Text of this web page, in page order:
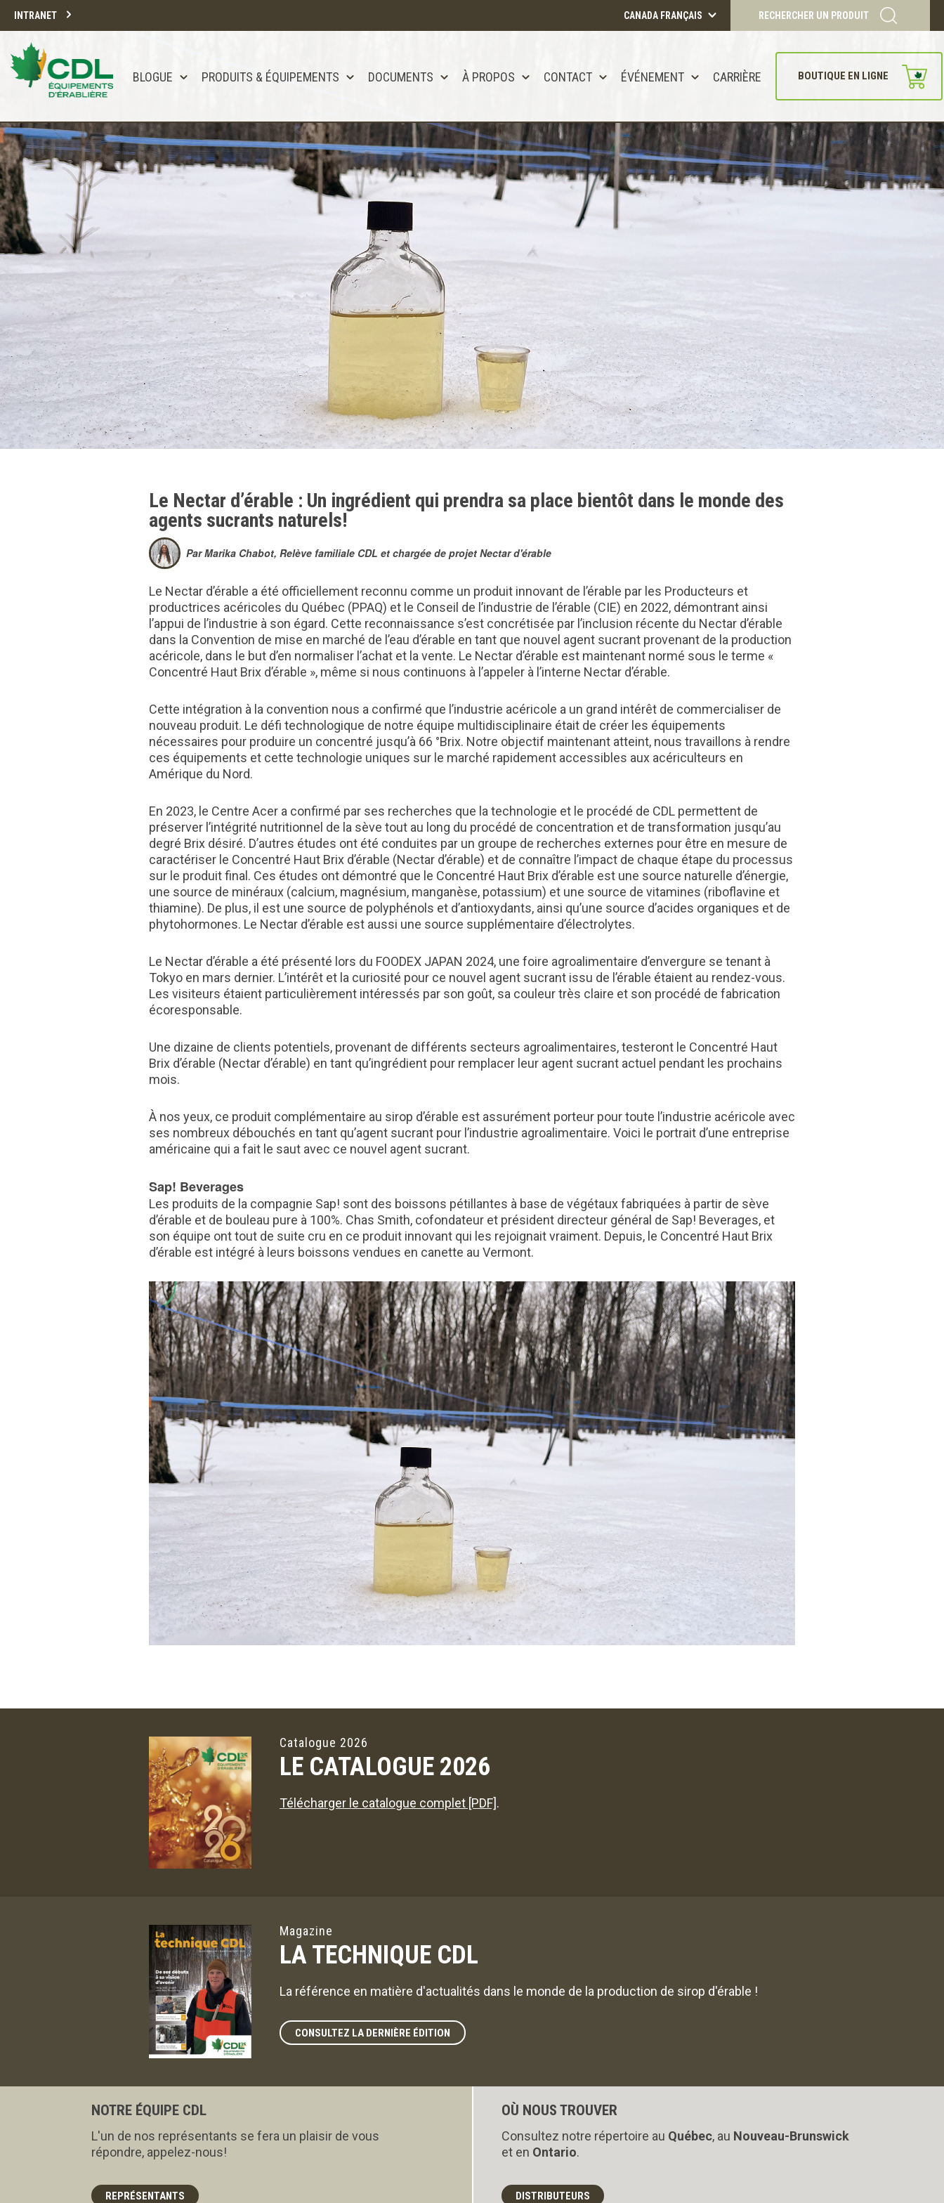
INTRANET CANADA FRANÇAIS RECHERCHER UN PRODUIT
BLOGUE PRODUITS & ÉQUIPEMENTS DOCUMENTS À PROPOS CONTACT ÉVÉNEMENT CARRIÈRE BOUTIQUE EN LIGNE
Notre site d'achats en ligne sera bientôt disponible!!
Merci de votre compréhension.
CONTINUER
Le Nectar d’érable : Un ingrédient qui prendra sa place bientôt dans le monde des
agents sucrants naturels!
Par Marika Chabot, Relève familiale CDL et chargée de projet Nectar d'érable
Le Nectar d’érable a été officiellement reconnu comme un produit innovant de l’érable par les Producteurs et
productrices acéricoles du Québec (PPAQ) et le Conseil de l’industrie de l’érable (CIE) en 2022, démontrant ainsi
l’appui de l’industrie à son égard. Cette reconnaissance s’est concrétisée par l’inclusion récente du Nectar d’érable
dans la Convention de mise en marché de l’eau d’érable en tant que nouvel agent sucrant provenant de la production
acéricole, dans le but d’en normaliser l’achat et la vente. Le Nectar d’érable est maintenant normé sous le terme «
Concentré Haut Brix d’érable », même si nous continuons à l’appeler à l’interne Nectar d’érable.
Cette intégration à la convention nous a confirmé que l’industrie acéricole a un grand intérêt de commercialiser de
nouveau produit. Le défi technologique de notre équipe multidisciplinaire était de créer les équipements
nécessaires pour produire un concentré jusqu’à 66 °Brix. Notre objectif maintenant atteint, nous travaillons à rendre
ces équipements et cette technologie uniques sur le marché rapidement accessibles aux acériculteurs en
Amérique du Nord.
En 2023, le Centre Acer a confirmé par ses recherches que la technologie et le procédé de CDL permettent de
préserver l’intégrité nutritionnel de la sève tout au long du procédé de concentration et de transformation jusqu’au
degré Brix désiré. D’autres études ont été conduites par un groupe de recherches externes pour être en mesure de
caractériser le Concentré Haut Brix d’érable (Nectar d’érable) et de connaître l’impact de chaque étape du processus
sur le produit final. Ces études ont démontré que le Concentré Haut Brix d’érable est une source naturelle d’énergie,
une source de minéraux (calcium, magnésium, manganèse, potassium) et une source de vitamines (riboflavine et
thiamine). De plus, il est une source de polyphénols et d’antioxydants, ainsi qu’une source d’acides organiques et de
phytohormones. Le Nectar d’érable est aussi une source supplémentaire d’électrolytes.
Le Nectar d’érable a été présenté lors du FOODEX JAPAN 2024, une foire agroalimentaire d’envergure se tenant à
Tokyo en mars dernier. L’intérêt et la curiosité pour ce nouvel agent sucrant issu de l’érable étaient au rendez-vous.
Les visiteurs étaient particulièrement intéressés par son goût, sa couleur très claire et son procédé de fabrication
écoresponsable.
Une dizaine de clients potentiels, provenant de différents secteurs agroalimentaires, testeront le Concentré Haut
Brix d’érable (Nectar d’érable) en tant qu’ingrédient pour remplacer leur agent sucrant actuel pendant les prochains
mois.
À nos yeux, ce produit complémentaire au sirop d’érable est assurément porteur pour toute l’industrie acéricole avec
ses nombreux débouchés en tant qu’agent sucrant pour l’industrie agroalimentaire. Voici le portrait d’une entreprise
américaine qui a fait le saut avec ce nouvel agent sucrant.
Sap! Beverages
Les produits de la compagnie Sap! sont des boissons pétillantes à base de végétaux fabriquées à partir de sève
d’érable et de bouleau pure à 100%. Chas Smith, cofondateur et président directeur général de Sap! Beverages, et
son équipe ont tout de suite cru en ce produit innovant qui les rejoignait vraiment. Depuis, le Concentré Haut Brix
d’érable est intégré à leurs boissons vendues en canette au Vermont.
Catalogue 2026
LE CATALOGUE 2026
Télécharger le catalogue complet [PDF].
Magazine
LA TECHNIQUE CDL
La référence en matière d'actualités dans le monde de la production de sirop d'érable !
CONSULTEZ LA DERNIÈRE ÉDITION
NOTRE ÉQUIPE CDL
L'un de nos représentants se fera un plaisir de vous
répondre, appelez-nous!
REPRÉSENTANTS
OÙ NOUS TROUVER
Consultez notre répertoire au Québec, au Nouveau-Brunswick
et en Ontario.
DISTRIBUTEURS